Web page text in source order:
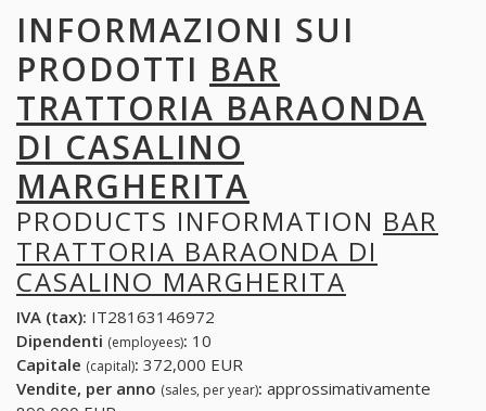
INFORMAZIONI SUI
PRODOTTI BAR
TRATTORIA BARAONDA
DI CASALINO
MARGHERITA
PRODUCTS INFORMATION BAR
TRATTORIA BARAONDA DI
CASALINO MARGHERITA
IVA (tax): IT28163146972
Dipendenti (employees): 10
Capitale (capital): 372,000 EUR
Vendite, per anno (sales, per year): approssimativamente